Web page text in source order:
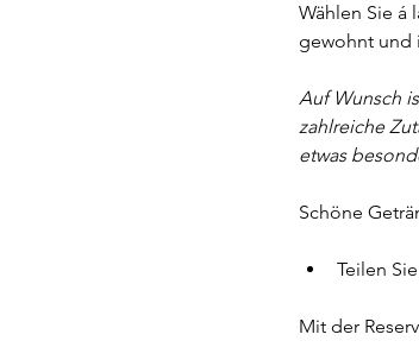
Wählen Sie á
gewohnt und
Auf Wunsch
zahlreiche
etwas
Schöne
Teilen
Mit der